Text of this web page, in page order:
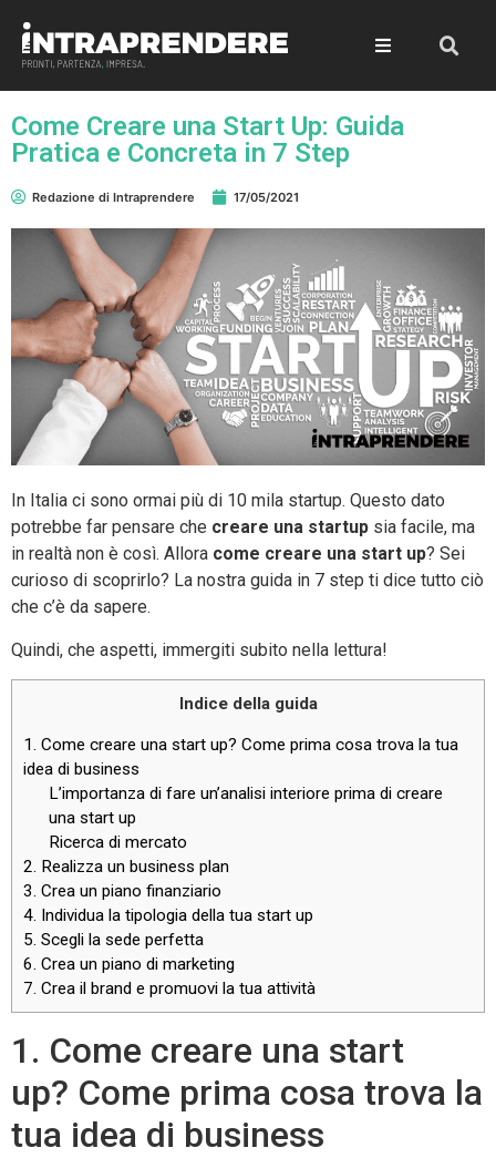
Come Creare una Start Up: Guida
Pratica e Concreta in 7 Step
Redazione di Intraprendere 17/05/2021
In Italia ci sono ormai più di 10 mila startup. Questo dato
potrebbe far pensare che creare una startup sia facile, ma
in realtà non è così. Allora come creare una start up? Sei
curioso di scoprirlo? La nostra guida in 7 step ti dice tutto ciò
che c’è da sapere.
Quindi, che aspetti, immergiti subito nella lettura!
Indice della guida
1. Come creare una start up? Come prima cosa trova la tua
idea di business
L’importanza di fare un’analisi interiore prima di creare
una start up
Ricerca di mercato
2. Realizza un business plan
3. Crea un piano finanziario
4. Individua la tipologia della tua start up
5. Scegli la sede perfetta
6. Crea un piano di marketing
7. Crea il brand e promuovi la tua attività
1. Come creare una start
up? Come prima cosa trova la
tua idea di business